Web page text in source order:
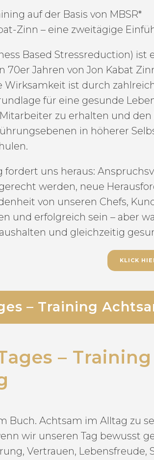
auf der Basis von MBSR*
Zinn – eine zweitägige
Based Stressreduction)
70er Jahren von Jon Kabat
Wirksamkeit ist durch
für eine gesunde
zu erhalten und
in höherer
fordert uns heraus:
werden, neue
von unseren Chefs,
und erfolgreich sein – aber
und gleichzeitig
KLICK
– Training
Tages –
Buch. Achtsam im Alltag zu
wir unseren Tag bewusst
Vertrauen, Lebensfreude,